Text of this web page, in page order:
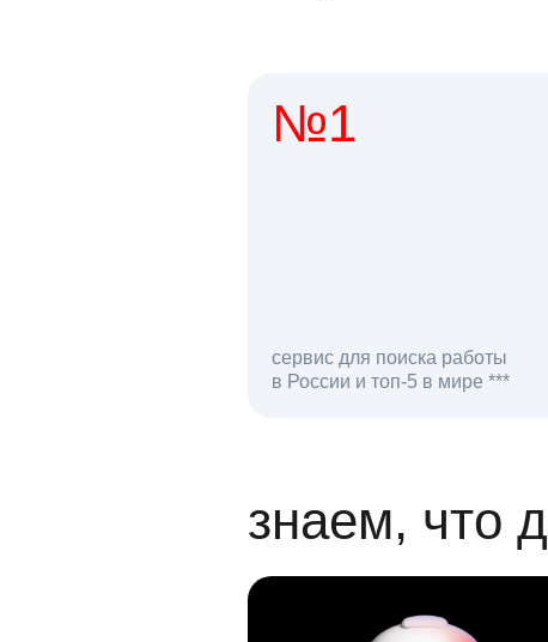
№1
сервис для поиска работы
в России и топ-5 в мире ***
откликов на
знаем, что